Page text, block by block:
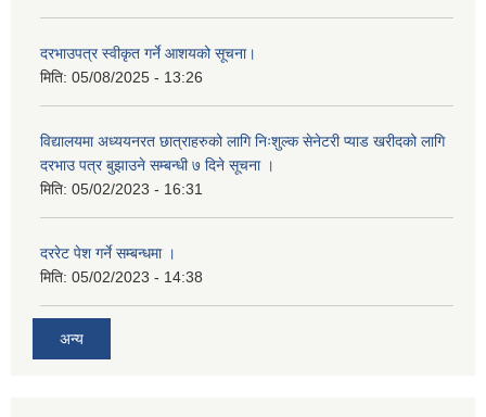
दरभाउपत्र स्वीकृत गर्ने आशयको सूचना।
मिति: 05/08/2025 - 13:26
विद्यालयमा अध्ययनरत छात्राहरुको लागि निःशुल्क सेनेटरी प्याड खरीदको लागि
दरभाउ पत्र बुझाउने सम्बन्धी ७ दिने सूचना ।
मिति: 05/02/2023 - 16:31
दररेट पेश गर्ने सम्बन्धमा ।
मिति: 05/02/2023 - 14:38
अन्य